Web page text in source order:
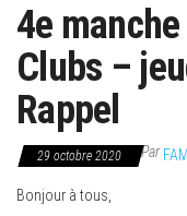
4e
Clubs –
Rappel
29 octobre 2020 Par
Bonjour à tous,